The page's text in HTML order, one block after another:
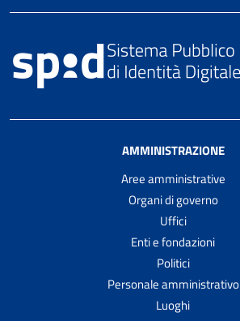
AMMINISTRAZIONE
Aree amministrative
Organi di governo
Uffici
Enti e fondazioni
Politici
Personale amministrativo
Luoghi